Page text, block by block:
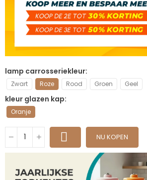
lamp carrosseriekleur
Zwart Roze Rood Groen Geel
kleur glazen kap
Oranje
NU KOPEN